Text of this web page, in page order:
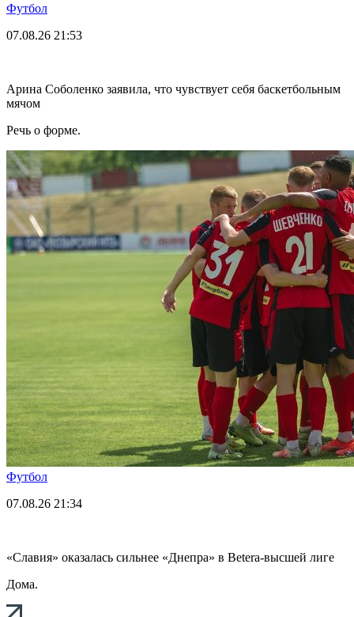
Футбол
07.08.26 21:53
Арина Соболенко заявила, что чувствует себя баскетбольным
мячом
Речь о форме.
Футбол
07.08.26 21:34
«Славия» оказалась сильнее «Днепра» в Betera-высшей лиге
Дома.